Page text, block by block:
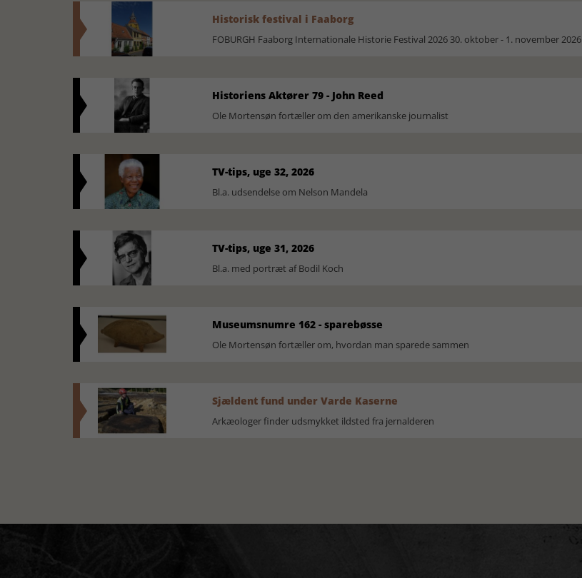
Historisk festival i Faaborg
FOBURGH Faaborg Internationale Historie Festival 2026 30. oktober - 1. november 2026
Historiens Aktører 79 - John Reed
Ole Mortensøn fortæller om den amerikanske journalist
TV-tips, uge 32, 2026
Bl.a. udsendelse om Nelson Mandela
TV-tips, uge 31, 2026
Bl.a. med portræt af Bodil Koch
Museumsnumre 162 - sparebøsse
Ole Mortensøn fortæller om, hvordan man sparede sammen
Sjældent fund under Varde Kaserne
Arkæologer finder udsmykket ildsted fra jernalderen